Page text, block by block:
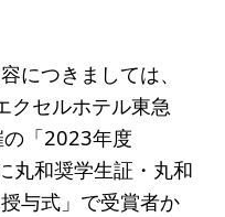
につきましては、
セルホテル東急
「2023年度
丸和奨学生証・丸和
与式」で受賞者か